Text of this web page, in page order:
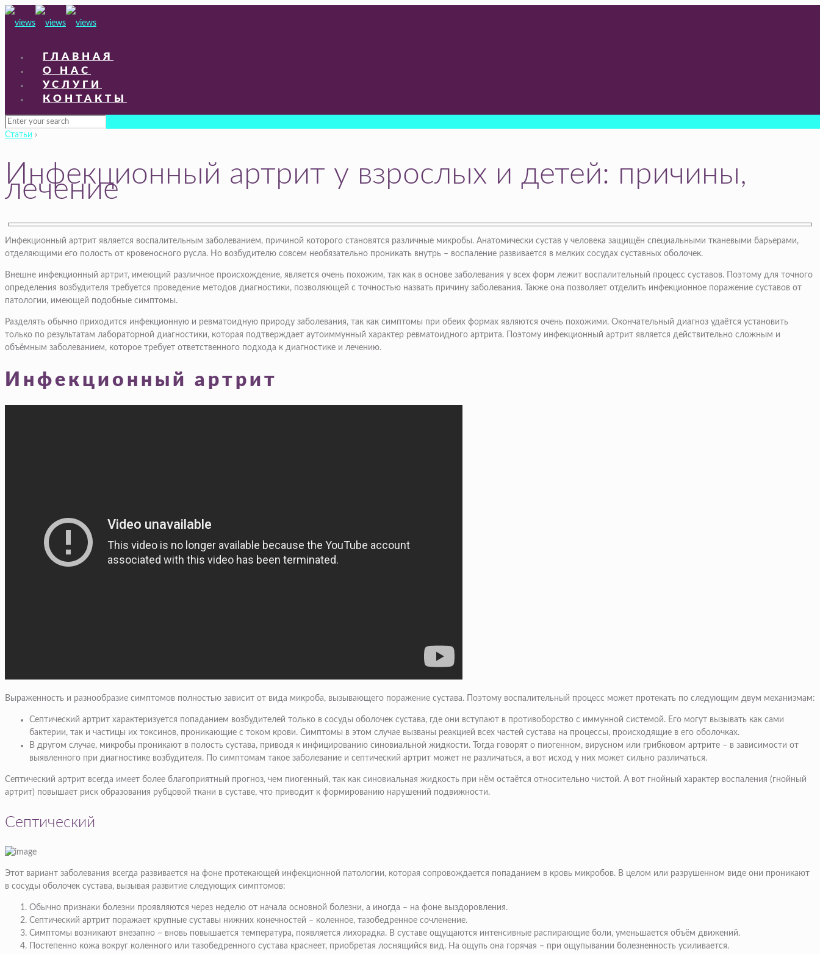
ГЛАВНАЯ
О НАС
УСЛУГИ
КОНТАКТЫ
Статьи ›
Инфекционный артрит у взрослых и детей: причины,
лечение
Инфекционный артрит является воспалительным заболеванием, причиной которого становятся различные микробы. Анатомически сустав у человека защищён специальными тканевыми барьерами,
отделяющими его полость от кровеносного русла. Но возбудителю совсем необязательно проникать внутрь – воспаление развивается в мелких сосудах суставных оболочек.
Внешне инфекционный артрит, имеющий различное происхождение, является очень похожим, так как в основе заболевания у всех форм лежит воспалительный процесс суставов. Поэтому для точного
определения возбудителя требуется проведение методов диагностики, позволяющей с точностью назвать причину заболевания. Также она позволяет отделить инфекционное поражение суставов от
патологии, имеющей подобные симптомы.
Разделять обычно приходится инфекционную и ревматоидную природу заболевания, так как симптомы при обеих формах являются очень похожими. Окончательный диагноз удаётся установить
только по результатам лабораторной диагностики, которая подтверждает аутоиммунный характер ревматоидного артрита. Поэтому инфекционный артрит является действительно сложным и
объёмным заболеванием, которое требует ответственного подхода к диагностике и лечению.
Инфекционный артрит
Выраженность и разнообразие симптомов полностью зависит от вида микроба, вызывающего поражение сустава. Поэтому воспалительный процесс может протекать по следующим двум механизмам:
Септический артрит характеризуется попаданием возбудителей только в сосуды оболочек сустава, где они вступают в противоборство с иммунной системой. Его могут вызывать как сами
бактерии, так и частицы их токсинов, проникающие с током крови. Симптомы в этом случае вызваны реакцией всех частей сустава на процессы, происходящие в его оболочках.
В другом случае, микробы проникают в полость сустава, приводя к инфицированию синовиальной жидкости. Тогда говорят о пиогенном, вирусном или грибковом артрите – в зависимости от
выявленного при диагностике возбудителя. По симптомам такое заболевание и септический артрит может не различаться, а вот исход у них может сильно различаться.
Септический артрит всегда имеет более благоприятный прогноз, чем пиогенный, так как синовиальная жидкость при нём остаётся относительно чистой. А вот гнойный характер воспаления (гнойный
артрит) повышает риск образования рубцовой ткани в суставе, что приводит к формированию нарушений подвижности.
Септический
Этот вариант заболевания всегда развивается на фоне протекающей инфекционной патологии, которая сопровождается попаданием в кровь микробов. В целом или разрушенном виде они проникают
в сосуды оболочек сустава, вызывая развитие следующих симптомов:
Обычно признаки болезни проявляются через неделю от начала основной болезни, а иногда – на фоне выздоровления.
Септический артрит поражает крупные суставы нижних конечностей – коленное, тазобедренное сочленение.
Симптомы возникают внезапно – вновь повышается температура, появляется лихорадка. В суставе ощущаются интенсивные распирающие боли, уменьшается объём движений.
Постепенно кожа вокруг коленного или тазобедренного сустава краснеет, приобретая лоснящийся вид. На ощупь она горячая – при ощупывании болезненность усиливается.